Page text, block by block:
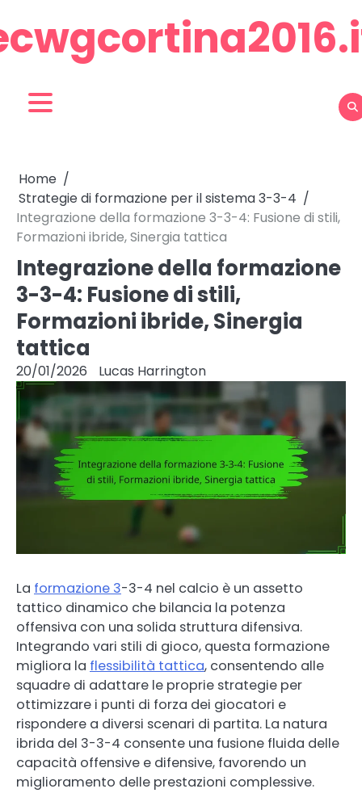
to
content
Home
Strategie di formazione per il sistema 3-3-4
Integrazione della formazione 3-3-4: Fusione di stili,
Formazioni ibride, Sinergia tattica
Integrazione della formazione
3-3-4: Fusione di stili,
Formazioni ibride, Sinergia
tattica
20/01/2026 Lucas Harrington
La formazione 3-3-4 nel calcio è un assetto
tattico dinamico che bilancia la potenza
offensiva con una solida struttura difensiva.
Integrando vari stili di gioco, questa formazione
migliora la flessibilità tattica, consentendo alle
squadre di adattare le proprie strategie per
ottimizzare i punti di forza dei giocatori e
rispondere a diversi scenari di partita. La natura
ibrida del 3-3-4 consente una fusione fluida delle
capacità offensive e difensive, favorendo un
miglioramento delle prestazioni complessive.